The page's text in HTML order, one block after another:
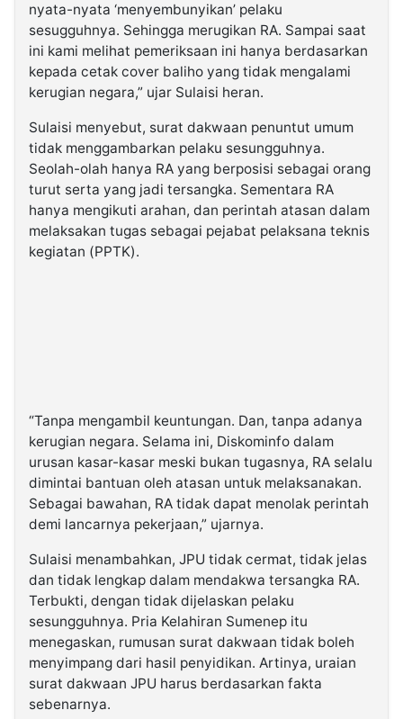
nyata-nyata ‘menyembunyikan’ pelaku
sesugguhnya. Sehingga merugikan RA. Sampai saat
ini kami melihat pemeriksaan ini hanya berdasarkan
kepada cetak cover baliho yang tidak mengalami
kerugian negara,” ujar Sulaisi heran.
Sulaisi menyebut, surat dakwaan penuntut umum
tidak menggambarkan pelaku sesungguhnya.
Seolah-olah hanya RA yang berposisi sebagai orang
turut serta yang jadi tersangka. Sementara RA
hanya mengikuti arahan, dan perintah atasan dalam
melaksakan tugas sebagai pejabat pelaksana teknis
kegiatan (PPTK).
“Tanpa mengambil keuntungan. Dan, tanpa adanya
kerugian negara. Selama ini, Diskominfo dalam
urusan kasar-kasar meski bukan tugasnya, RA selalu
dimintai bantuan oleh atasan untuk melaksanakan.
Sebagai bawahan, RA tidak dapat menolak perintah
demi lancarnya pekerjaan,” ujarnya.
Sulaisi menambahkan, JPU tidak cermat, tidak jelas
dan tidak lengkap dalam mendakwa tersangka RA.
Terbukti, dengan tidak dijelaskan pelaku
sesungguhnya. Pria Kelahiran Sumenep itu
menegaskan, rumusan surat dakwaan tidak boleh
menyimpang dari hasil penyidikan. Artinya, uraian
surat dakwaan JPU harus berdasarkan fakta
sebenarnya.